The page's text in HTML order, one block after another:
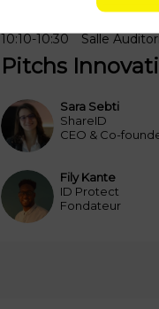
10:10-10:30 Salle
Pitchs
SS
Sara Sebti
ShareID
CEO & Co-
FK
Fily Kante
ID Protect
Fondateur